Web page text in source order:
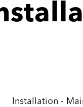
Installation -